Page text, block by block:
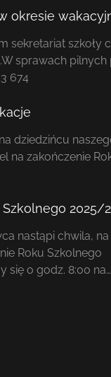
okresie
sekretariat szkoły
sprawach
674
dziedzińcu
na zakończenie
2025/
nastąpi chwila,
Roku Szkolnego
się o godz. 8:00 na…